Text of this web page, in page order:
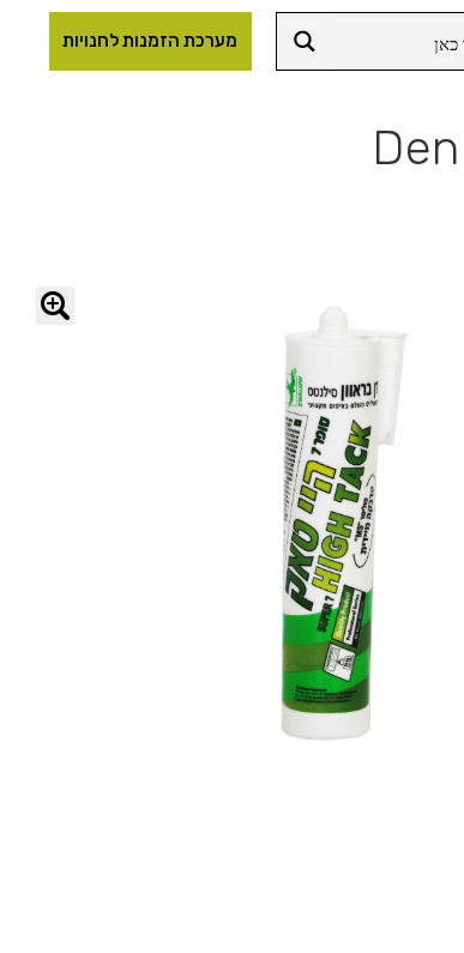
מערכת הזמנות לחנויות